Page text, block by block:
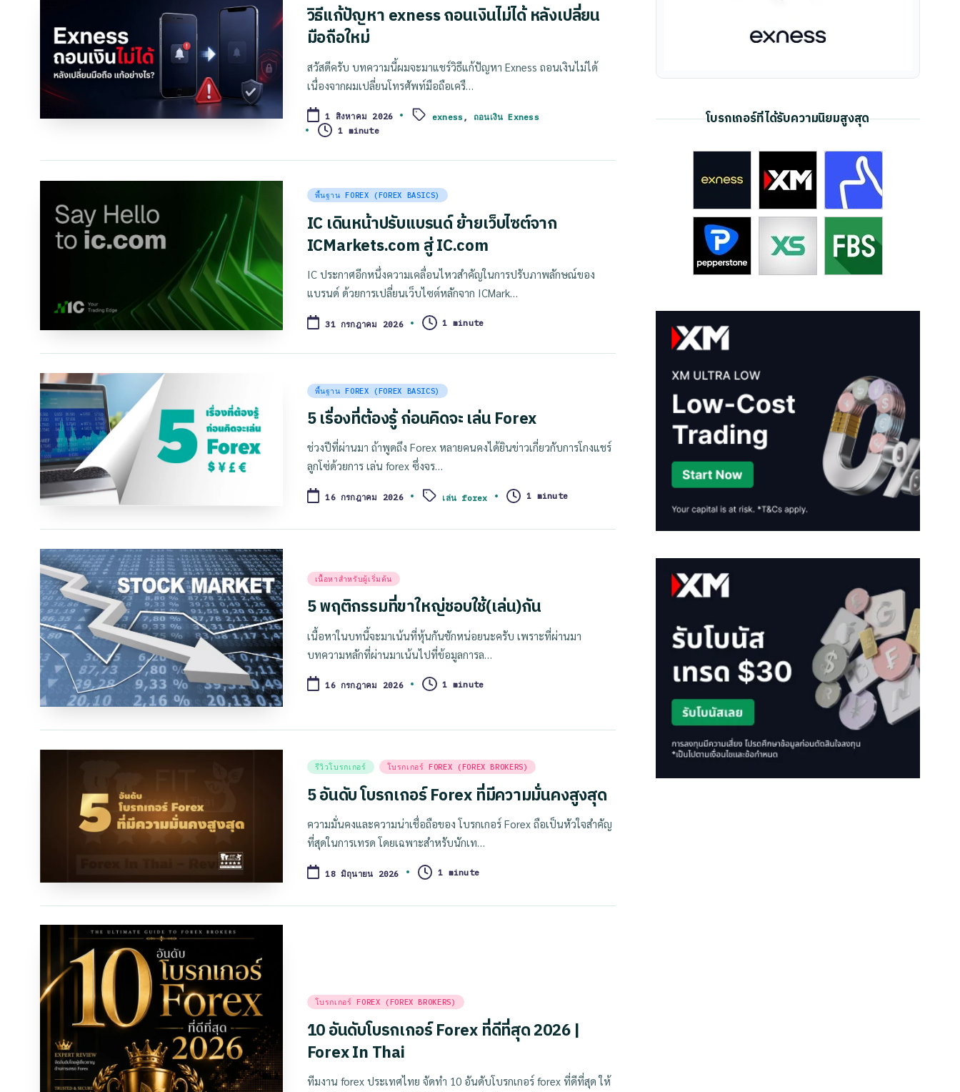
in
วิธีแก้ปัญหา exness ถอนเงินไม่ได้ หลังเปลี่ยน
มือถือใหม่
สวัสดีครับ บทความนี้ผมจะมาแชร์วิธีแก้ปัญหา Exness ถอนเงินไม่ได้
เนื่องจากผมเปลี่ยนโทรศัพท์มือถือเครื…
1 สิงหาคม 2026
Tags: exness, ถอนเงิน Exness
1 minute
Posted
in
พื้นฐาน FOREX (FOREX BASICS)
IC เดินหน้าปรับแบรนด์ ย้ายเว็บไซต์จาก
ICMarkets.com สู่ IC.com
IC ประกาศอีกหนึ่งความเคลื่อนไหวสำคัญในการปรับภาพลักษณ์ของ
แบรนด์ ด้วยการเปลี่ยนเว็บไซต์หลักจาก ICMark…
31 กรกฎาคม 2026 1 minute
Posted
in
พื้นฐาน FOREX (FOREX BASICS)
5 เรื่องที่ต้องรู้ ก่อนคิดจะ เล่น Forex
ช่วงปีที่ผ่านมา ถ้าพูดถึง Forex หลายคนคงได้ยินข่าวเกี่ยวกับการโกงแชร์
ลูกโซ่ด้วยการ เล่น forex ซึ่งจร…
16 กรกฎาคม 2026
Tags: เล่น forex 1 minute
Posted
in
เนื้อหาสำหรับผู้เริ่มต้น
5 พฤติกรรมที่ขาใหญ่ชอบใช้(เล่น)กัน
เนื้อหาในบทนี้จะมาเน้นที่หุ้นกันชักหน่อยนะครับ เพราะที่ผ่านมา
บทความหลักที่ผ่านมาเน้นไปที่ข้อมูลการล…
16 กรกฎาคม 2026 1 minute
Posted
in
รีวิวโบรกเกอร์ โบรกเกอร์ FOREX (FOREX BROKERS)
5 อันดับ โบรกเกอร์ Forex ที่มีความมั่นคงสูงสุด
ความมั่นคงและความน่าเชื่อถือของ โบรกเกอร์ Forex ถือเป็นหัวใจสำคัญ
ที่สุดในการเทรด โดยเฉพาะสำหรับนักเท…
18 มิถุนายน 2026 1 minute
Posted
in
โบรกเกอร์ FOREX (FOREX BROKERS)
10 อันดับโบรกเกอร์ Forex ที่ดีที่สุด 2026 |
Forex In Thai
ทีมงาน forex ประเทศไทย จัดทำ 10 อันดับโบรกเกอร์ forex ที่ดีที่สุด ให้
โบรกเกอร์ที่ได้รับความนิยมสูงสุด